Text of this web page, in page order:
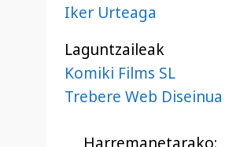
Iker Urteaga
Laguntzaileak
Komiki Films SL
Trebere Web Diseinua